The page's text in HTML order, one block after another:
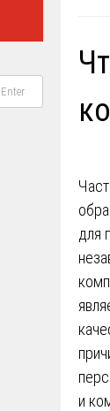
для
и